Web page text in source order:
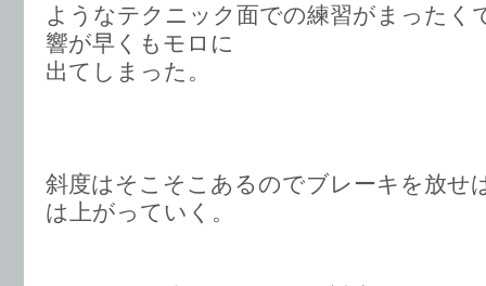
ようなテクニック面での練習がまったく
響が早くもモロに
出てしまった。
斜度はそこそこあるのでブレーキを放せ
は上がっていく。